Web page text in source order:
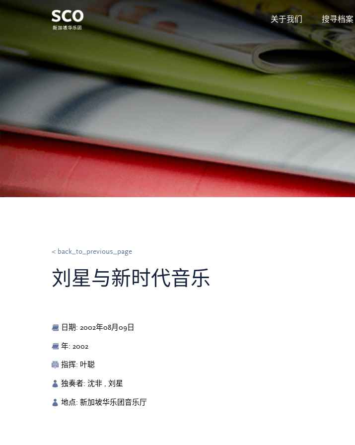
关于我们 搜寻档案
< back_to_previous_page
刘星与新时代音乐
日期: 2002年08月09日
年: 2002
指挥: 叶聪
独奏者: 沈非 , 刘星
地点: 新加坡华乐团音乐厅